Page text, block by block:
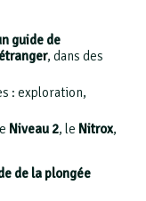
guide de
, dans des
: exploration,
Niveau 2, le Nitrox,
de la plongée